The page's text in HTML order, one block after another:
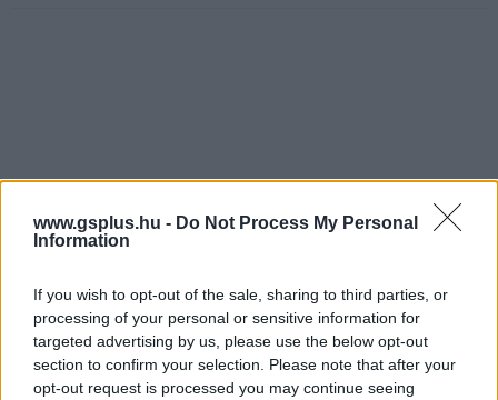
www.gsplus.hu - Do Not Process My Personal
Information
If you wish to opt-out of the sale, sharing to third parties, or
processing of your personal or sensitive information for
targeted advertising by us, please use the below opt-out
section to confirm your selection. Please note that after your
opt-out request is processed you may continue seeing
Valahogy még Keanu Reeves is
visszatér a John Wick 5-ben
daev |2026 június 21. 13:37
Nem tudom, hogy mennyire emlékeztek még a